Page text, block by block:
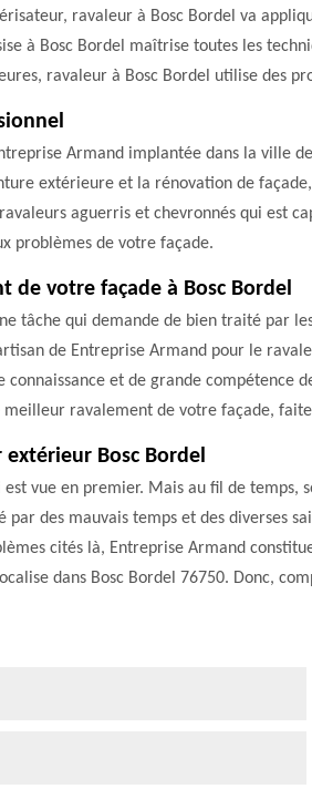
ravaleur à Bosc Bordel va
à Bosc Bordel maîtrise toutes les
ravaleur à Bosc Bordel utilise des
Armand implantée dans la ville
extérieure et la rénovation de
aguerris et chevronnés qui est
problèmes de votre façade.
de votre façade à Bosc Bordel
tâche qui demande de bien traité par
de Entreprise Armand pour le
connaissance et de grande
ravalement de votre façade,
Bosc Bordel
vue en premier. Mais au fil de
par des mauvais temps et des diverses
cités là, Entreprise Armand
dans Bosc Bordel 76750. Donc,